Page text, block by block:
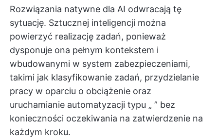
Rozwiązania natywne dla AI odwracają tę
sytuację. Sztucznej inteligencji można
powierzyć realizację zadań, ponieważ
dysponuje ona pełnym kontekstem i
wbudowanymi w system zabezpieczeniami,
takimi jak klasyfikowanie zadań, przydzielanie
pracy w oparciu o obciążenie oraz
uruchamianie automatyzacji typu „ ” bez
konieczności oczekiwania na zatwierdzenie na
każdym kroku.